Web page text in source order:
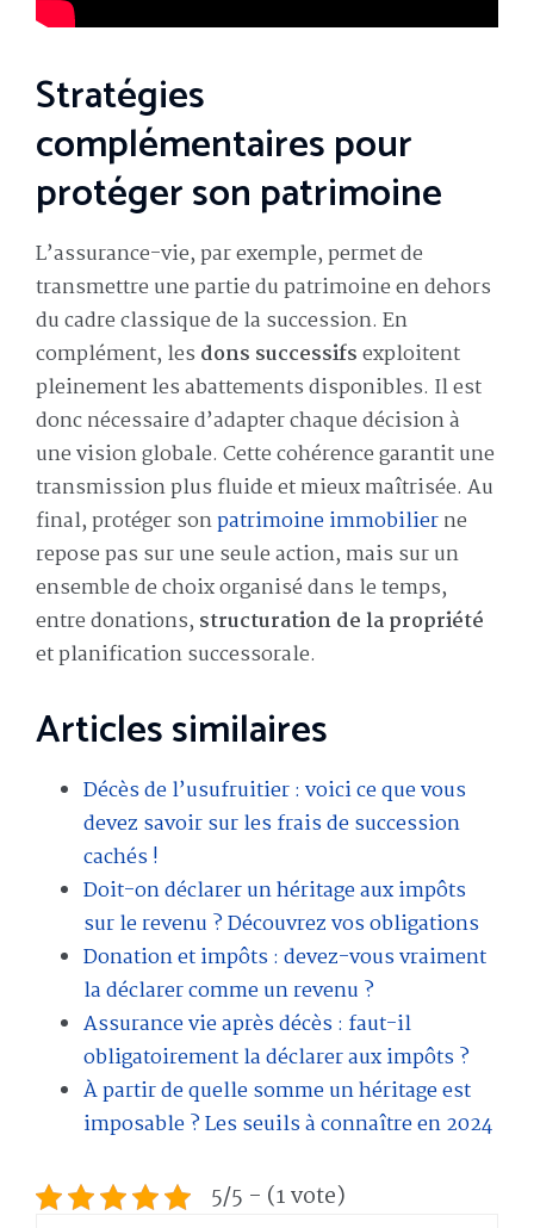
Stratégies
complémentaires pour
protéger son patrimoine
L’assurance-vie, par exemple, permet de
transmettre une partie du patrimoine en dehors
du cadre classique de la succession. En
complément, les dons successifsexploitent
pleinement les abattements disponibles. Il est
donc nécessaire d’adapter chaque décision à
une vision globale. Cette cohérence garantit une
transmission plus fluide et mieux maîtrisée. Au
final, protéger sonpatrimoine immobilierne
repose pas sur une seule action, mais sur un
ensemble de choix organisé dans le temps,
entre donations, structuration de la propriété
et planification successorale.
Articles similaires
Décès de l’usufruitier : voici ce que vous
devez savoir sur les frais de succession
cachés !
Doit-on déclarer un héritage aux impôts
sur le revenu ? Découvrez vos obligations
Donation et impôts : devez-vous vraiment
la déclarer comme un revenu ?
Assurance vie après décès : faut-il
obligatoirement la déclarer aux impôts ?
À partir de quelle somme un héritage est
imposable ? Les seuils à connaître en 2024
5/5 - (1 vote)